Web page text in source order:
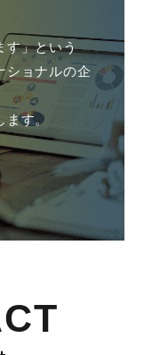
す」という
ショナルの企
ます。